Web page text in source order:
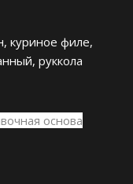
куриное филе,
руккола
основа